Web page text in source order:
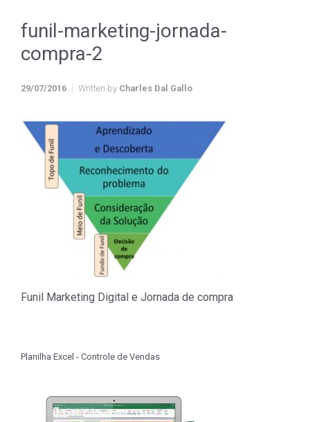
funil-marketing-jornada-
compra-2
29/07/2016 Written by Charles Dal Gallo
Funil Marketing Digital e Jornada de compra
Planilha Excel - Controle de Vendas